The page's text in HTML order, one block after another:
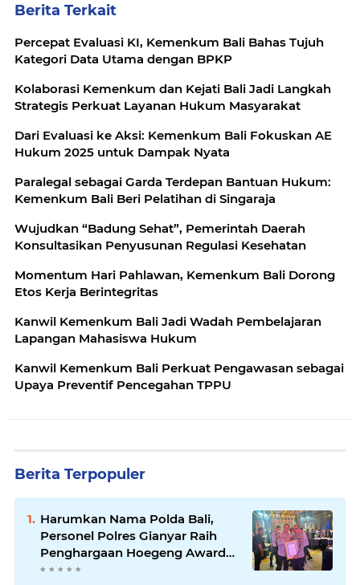
Berita Terkait
Percepat Evaluasi KI, Kemenkum Bali Bahas Tujuh
Kategori Data Utama dengan BPKP
Kolaborasi Kemenkum dan Kejati Bali Jadi Langkah
Strategis Perkuat Layanan Hukum Masyarakat
Dari Evaluasi ke Aksi: Kemenkum Bali Fokuskan AE
Hukum 2025 untuk Dampak Nyata
Paralegal sebagai Garda Terdepan Bantuan Hukum:
Kemenkum Bali Beri Pelatihan di Singaraja
Wujudkan “Badung Sehat”, Pemerintah Daerah
Konsultasikan Penyusunan Regulasi Kesehatan
Momentum Hari Pahlawan, Kemenkum Bali Dorong
Etos Kerja Berintegritas
Kanwil Kemenkum Bali Jadi Wadah Pembelajaran
Lapangan Mahasiswa Hukum
Kanwil Kemenkum Bali Perkuat Pengawasan sebagai
Upaya Preventif Pencegahan TPPU
Berita Terpopuler
Harumkan Nama Polda Bali,
Personel Polres Gianyar Raih
Penghargaan Hoegeng Awards
2026